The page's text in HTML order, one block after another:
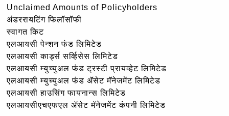
Unclaimed Amounts of Policyholders
अंडररायटिंग फिलॉसॉफी
स्वागत किट
एलआयसी पेन्शन फंड लिमिटेड
एलआयसी कार्ड्स सर्व्हिसेस लिमिटेड
एलआयसी म्युच्युअल फंड ट्रस्टी प्रायव्हेट लिमिटेड
एलआयसी म्युच्युअल फंड ॲसेट मॅनेजमेंट लिमिटेड
एलआयसी हाउसिंग फायनान्स लिमिटेड
एलआयसीएचएफएल ॲसेट मॅनेजमेंट कंपनी लिमिटेड